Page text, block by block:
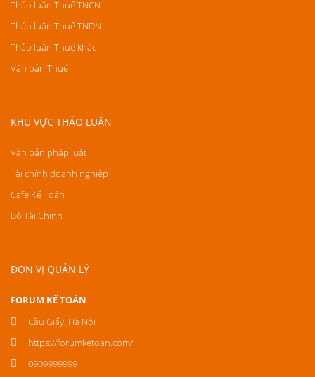
Thảo luận Thuế TNCN
Thảo luận Thuế TNDN
Thảo luận Thuế khác
Văn bản Thuế
KHU VỰC THẢO LUẬN
Văn bản pháp luật
Tài chính doanh nghiệp
Cafe Kế Toán
Bộ Tài Chính
ĐƠN VỊ QUẢN LÝ
FORUM KẾ TOÁN
Cầu Giấy, Hà Nội
https://forumketoan.com/
0909999999